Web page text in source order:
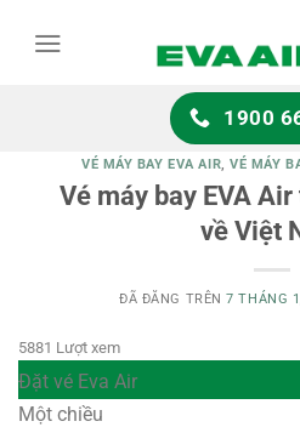
1900
VÉ MÁY BAY EVA AIR,VÉ MÁY
Vé máy bay EVA
về Việt
ĐÃ ĐĂNG TRÊN7 THÁNG
5881 Lượt xem
Đặt vé Eva Air
Một chiều